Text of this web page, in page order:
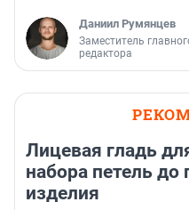
Даниил Румянцев
Заместитель
редактора
Лицевая гладь
набора петель до
изделия